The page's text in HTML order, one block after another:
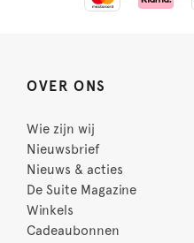
OVER ONS
Wie zijn wij
Nieuwsbrief
Nieuws & acties
De Suite Magazine
Winkels
Cadeaubonnen